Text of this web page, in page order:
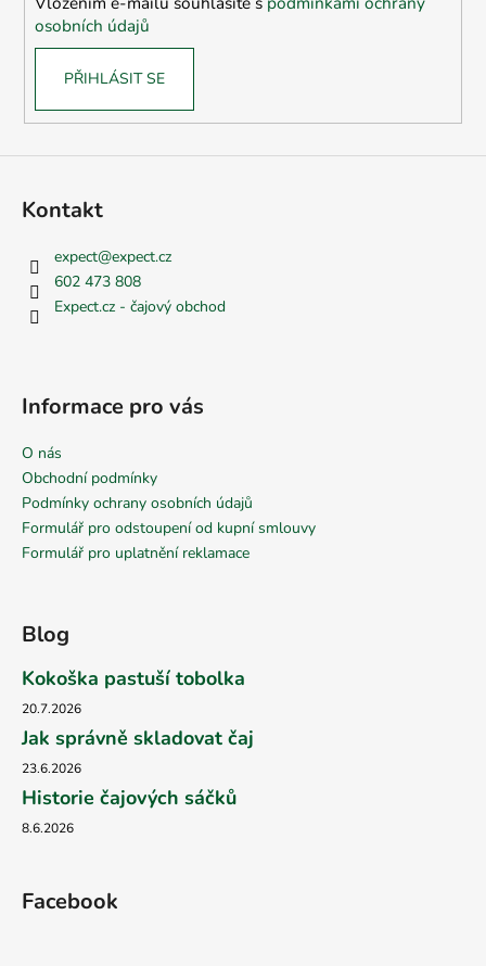
osobních údajů
PŘIHLÁSIT SE
Kontakt
expect@expect.cz
602 473 808
Expect.cz - čajový obchod
Informace pro vás
O nás
Obchodní podmínky
Podmínky ochrany osobních údajů
Formulář pro odstoupení od kupní smlouvy
Formulář pro uplatnění reklamace
Blog
Kokoška pastuší tobolka
20.7.2026
Jak správně skladovat čaj
23.6.2026
Historie čajových sáčků
8.6.2026
Facebook